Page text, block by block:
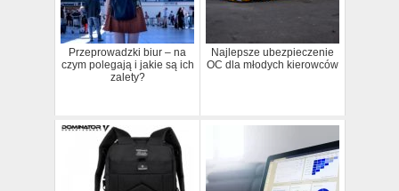
Przeprowadzki biur – na
czym polegają i jakie są ich
zalety?
Najlepsze ubezpieczenie
OC dla młodych kierowców